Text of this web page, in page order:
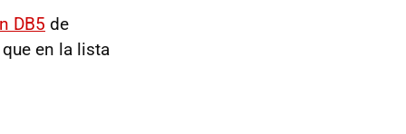
DB5 de
en la lista